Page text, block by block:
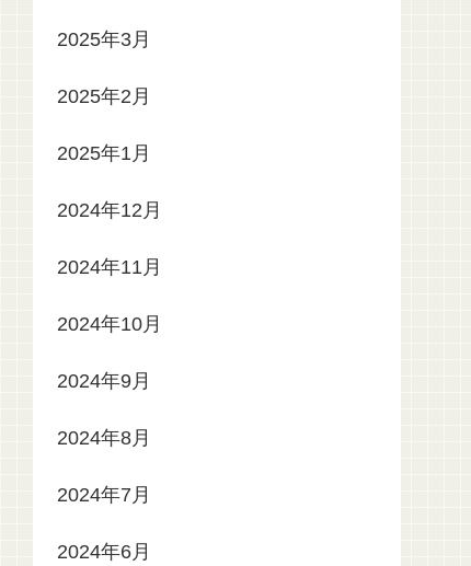
2025年3月
2025年2月
2025年1月
2024年12月
2024年11月
2024年10月
2024年9月
2024年8月
2024年7月
2024年6月